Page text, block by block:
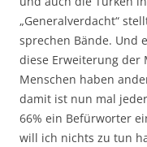
„Generalverdacht“
sprechen Bände. Und
diese Erweiterung der
Menschen haben
damit ist nun mal
66% ein Befürworter
will ich nichts zu tun